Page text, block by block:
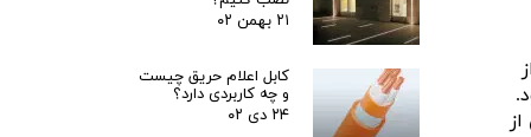
۲۱ بهمن ۰۲
کابل اعلام حریق چیست
و چه کاربردی دارد؟
۲۴ دی ۰۲